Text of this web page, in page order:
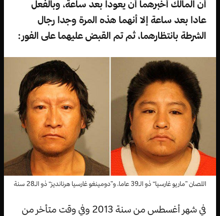
أن المالك أخبرهما أن يعودا بعد ساعة، وبالفعل
عادا بعد ساعة إلا أنهما هذه المرة وجدا رجال
الشرطة بانتظارهما، ثم تم القبض عليهما على الفور:
اللصان ”ماريو غارسيا“ ذو الـ39 عاما، و”دومينغو غارسيا هرنانديز“ ذو الـ28 سنة
في شهر أغسطس من سنة 2013 وفي وقت متأخر من